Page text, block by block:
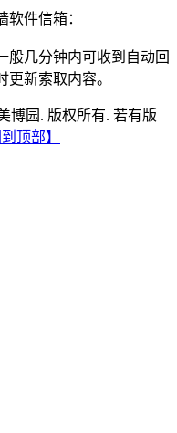
软件信箱：
般几分钟内可收到自动回
新索取内容。
博园. 版权所有. 若有版
到顶部】